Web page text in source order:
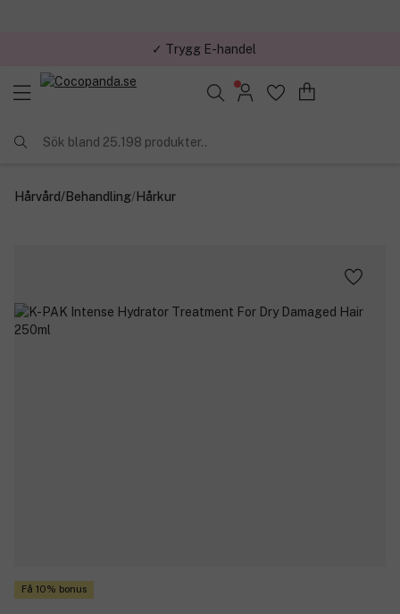
✓ Trygg E-handel
Sök bland 25.198 produkter..
Hårvård/Behandling/Hårkur
Få 10% bonus